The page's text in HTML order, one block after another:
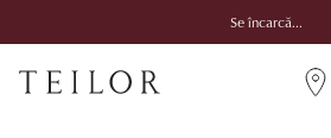
Se încarcă...